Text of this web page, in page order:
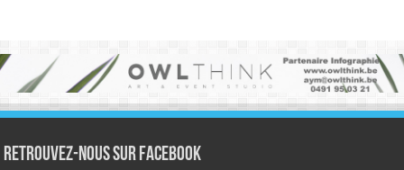
Retrouvez-nous sur Facebook